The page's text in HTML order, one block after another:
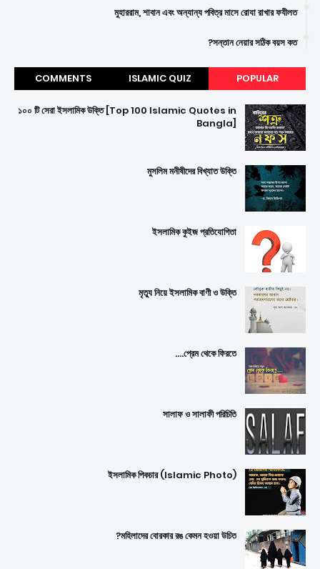
মুহাররাম, শাবান এবং অন্যান্য পবিত্র মাসে রোযা রাখার ফযীলত
সন্তান নেয়ার সঠিক বয়স কত?
POPULAR
ISLAMIC QUIZ
COMMENTS
১০০ টি সেরা ইসলামিক উক্তি [Top 100 Islamic Quotes in
Bangla]
মুসলিম মনীষীদের বিখ্যাত উক্তি
ইসলামিক কুইজ প্রতিযোগিতা
মৃত্যু নিয়ে ইসলামিক বাণী ও উক্তি
প্রেম থেকে ফিরতে....
সালাফ ও সালাফী পরিচিতি
ইসলামিক পিকচার (Islamic Photo)
মহিলাদের বোরকার রঙ কেমন হওয়া উচিত?